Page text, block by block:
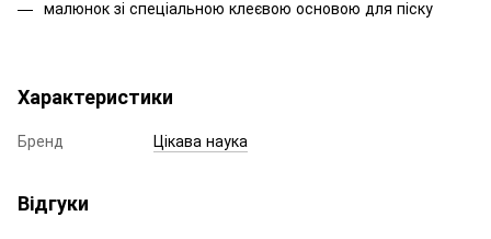
малюнок зі спеціальною клеєвою основою для піску
Характеристики
Бренд Цікава наука
Відгуки